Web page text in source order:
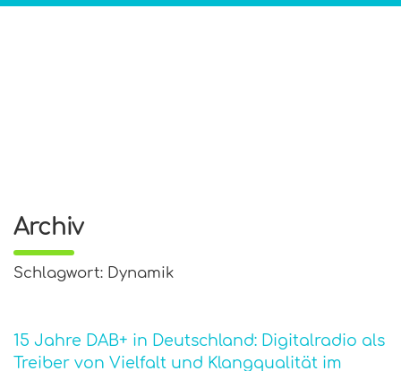
Archiv
Schlagwort: Dynamik
15 Jahre DAB+ in Deutschland: Digitalradio als
Treiber von Vielfalt und Klangqualität im